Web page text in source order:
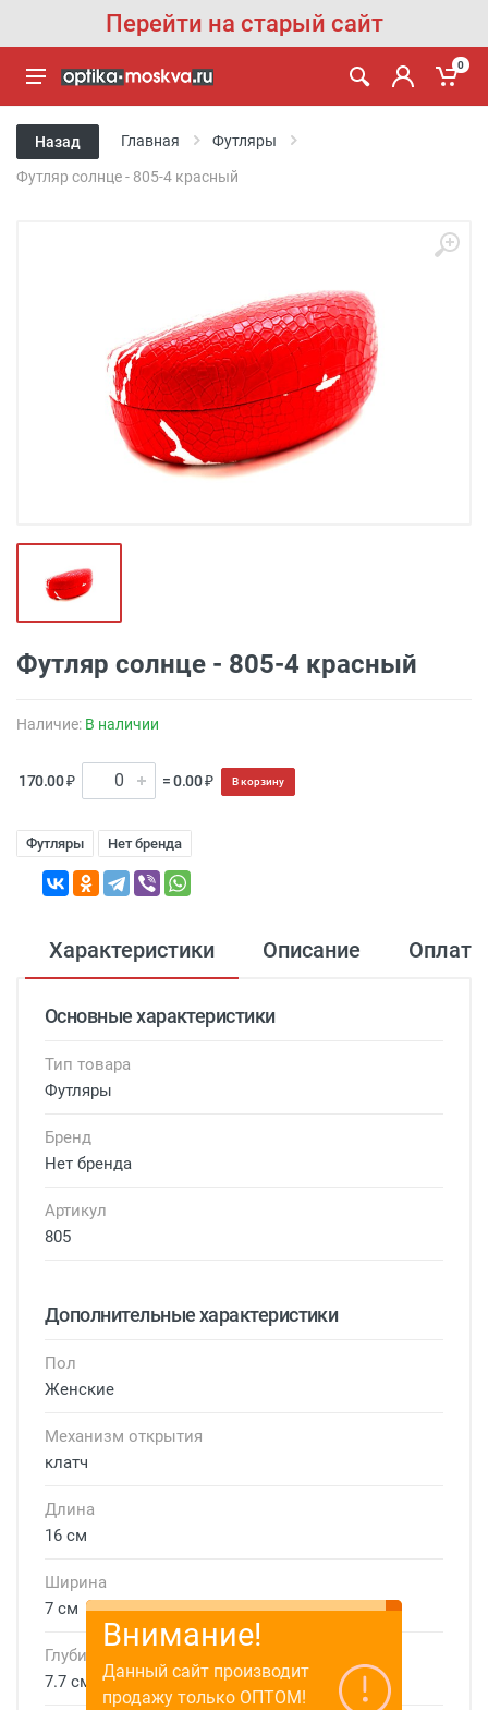
Перейти на старый сайт
0
Назад Главная Футляры
Футляр солнце - 805-4 красный
Футляр солнце - 805-4 красный
Наличие: В наличии
170.00 ₽ = 0.00 ₽ В корзину
Футляры Нет бренда
Характеристики Описание Оплата
Основные характеристики
Тип товара
Футляры
Бренд
Нет бренда
Артикул
805
Дополнительные характеристики
Пол
Женские
Механизм открытия
клатч
Длина
16 см
Ширина
7 см
Глубина
7.7 см
Внимание!
Данный сайт производит
продажу только ОПТОМ!